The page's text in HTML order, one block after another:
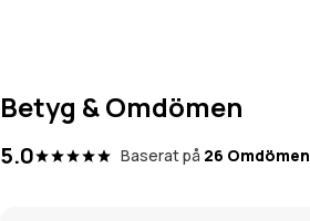
Betyg & Omdömen
5.0 Baserat på 26 Omdömen